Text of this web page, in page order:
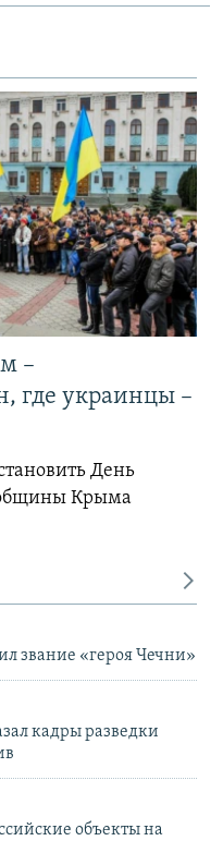
–
где украинцы –
День
Крыма
звание «героя Чечни»
кадры разведки
объекты на